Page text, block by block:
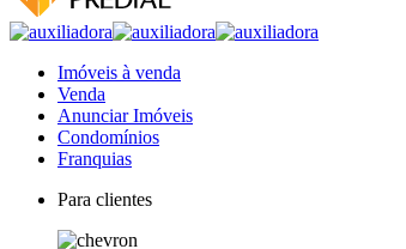
Imóveis à venda
Venda
Anunciar Imóveis
Condomínios
Franquias
Para clientes